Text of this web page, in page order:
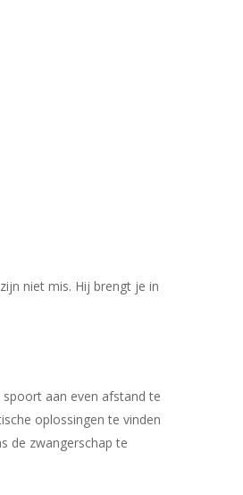
niet mis. Hij brengt je in
aan even afstand te
oplossingen te vinden
de zwangerschap te